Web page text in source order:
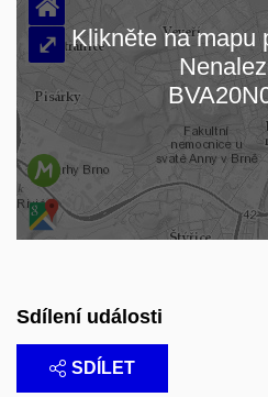
Načítám
⌂
⤢ Klikněte na mapu
Sdílení události
SDÍLET